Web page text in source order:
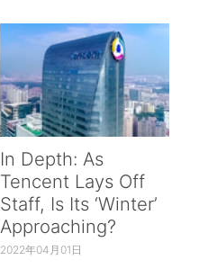
In Depth: As
Tencent Lays Off
Staff, Is Its ‘Winter’
Approaching?
2022年04月01日